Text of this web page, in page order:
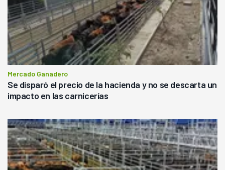
Mercado Ganadero
Se disparó el precio de la hacienda y no se descarta un
impacto en las carnicerías